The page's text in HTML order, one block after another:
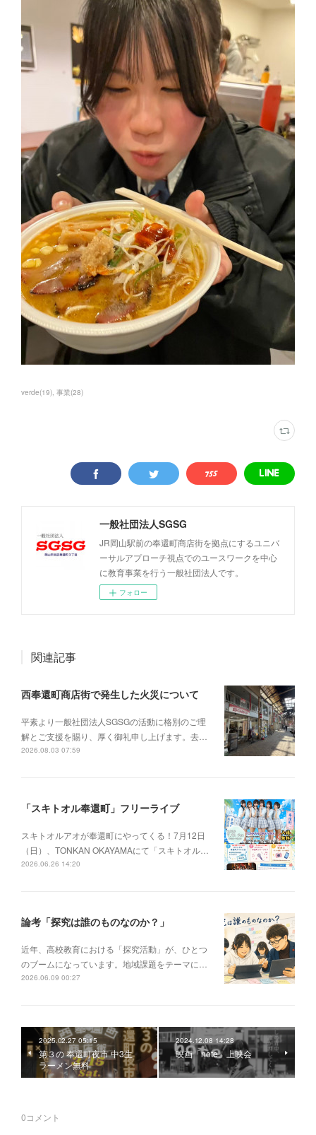
verde(19) 事業(28)
一般社団法人SGSG
JR岡山駅前の奉還町商店街を拠点にするユニバ
ーサルアプローチ視点でのユースワークを中心
に教育事業を行う一般社団法人です。
フォロー
関連記事
西奉還町商店街で発生した火災について
平素より一般社団法人SGSGの活動に格別のご理
解とご支援を賜り、厚く御礼申し上げます。去…
2026.08.03 07:59
「スキトオル奉還町」フリーライブ
スキトオルアオが奉還町にやってくる！7月12日
（日）、TONKAN OKAYAMAにて「スキトオル…
2026.06.26 14:20
論考「探究は誰のものなのか？」
近年、高校教育における「探究活動」が、ひとつ
のブームになっています。地域課題をテーマに…
2026.06.09 00:27
2025.02.27 05:15
第３の 奉還町夜市 中3生
ラーメン無料
2024.12.08 14:28
映画「note」上映会
0コメント